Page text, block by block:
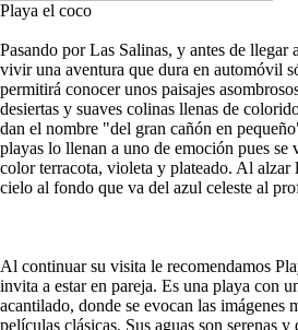
Playa el coco
Pasando por Las Salinas, y antes de llegar
vivir una aventura que dura en automóvil
permitirá conocer unos paisajes
desiertas y suaves colinas llenas de
dan el nombre "del gran cañón en
playas lo llenan a uno de emoción pues se
color terracota, violeta y plateado. Al alzar
cielo al fondo que va del azul celeste al
Al continuar su visita le recomendamos
invita a estar en pareja. Es una playa con
acantilado, donde se evocan las imágenes
películas clásicas. Sus aguas son serenas